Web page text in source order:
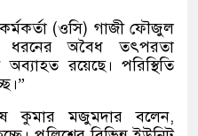
কর্মকর্তা (ওসি) গাজী ফৌজুল
অবৈধ তৎপরতা
রয়েছে। পরিস্থিতি
কুমার মজুমদার বলেন,